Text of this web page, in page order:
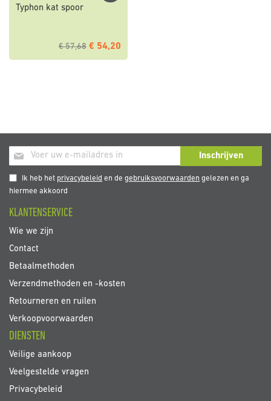
Typhon kat spoor
€ 57,68 € 54,20
Abonneer
u
op
onze
Inschrijven
Ik heb het privacybeleid en degebruiksvoorwaarden gelezen en ga
hiermee akkoord
KLANTENSERVICE
Wie we zijn
Contact
Betaalmethoden
Verzendmethoden en -kosten
Retourneren en ruilen
Verkoopvoorwaarden
DIENSTEN
Veilige aankoop
Veelgestelde vragen
Privacybeleid